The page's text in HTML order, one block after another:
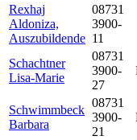
Rexhaj
Aldoniza,
Auszubildende
08731
3900-
11
Schachtner
Lisa-Marie
08731
3900-
27
Schwimmbeck
Barbara
08731
3900-
21